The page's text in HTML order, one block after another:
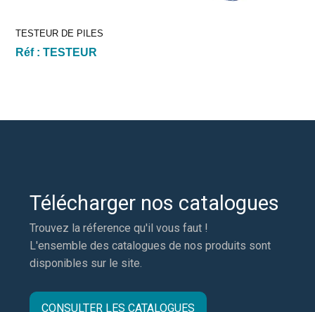
TESTEUR DE PILES
Réf :TESTEUR
Télécharger nos catalogues
Trouvez la réference qu'il vous faut !
L'ensemble des catalogues de nos produits sont
disponibles sur le site.
CONSULTER LES CATALOGUES